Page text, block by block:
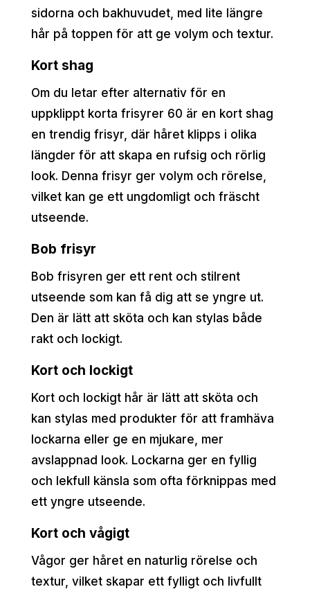
sidorna och bakhuvudet, med lite längre
hår på toppen för att ge volym och textur.
Kort shag
Om du letar efter alternativ för en
uppklippt korta frisyrer 60 är en kort shag
en trendig frisyr, där håret klipps i olika
längder för att skapa en rufsig och rörlig
look. Denna frisyr ger volym och rörelse,
vilket kan ge ett ungdomligt och fräscht
utseende.
Bob frisyr
Bob frisyren ger ett rent och stilrent
utseende som kan få dig att se yngre ut.
Den är lätt att sköta och kan stylas både
rakt och lockigt.
Kort och lockigt
Kort och lockigt hår är lätt att sköta och
kan stylas med produkter för att framhäva
lockarna eller ge en mjukare, mer
avslappnad look. Lockarna ger en fyllig
och lekfull känsla som ofta förknippas med
ett yngre utseende.
Kort och vågigt
Vågor ger håret en naturlig rörelse och
textur, vilket skapar ett fylligt och livfullt